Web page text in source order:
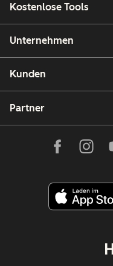
Kostenlose Tools
Unternehmen
Kunden
Partner